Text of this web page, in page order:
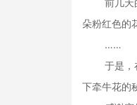
前几天的
朵粉红色的
……
于是，在
下牵牛花的